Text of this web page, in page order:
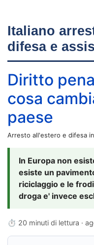
Italiano
difesa e
Diritto
cosa
paese
Arresto all'estero e difesa
In Europa non
esiste un
riciclaggio e le
droga e' invece
⏱ 20 minuti di lettura ·